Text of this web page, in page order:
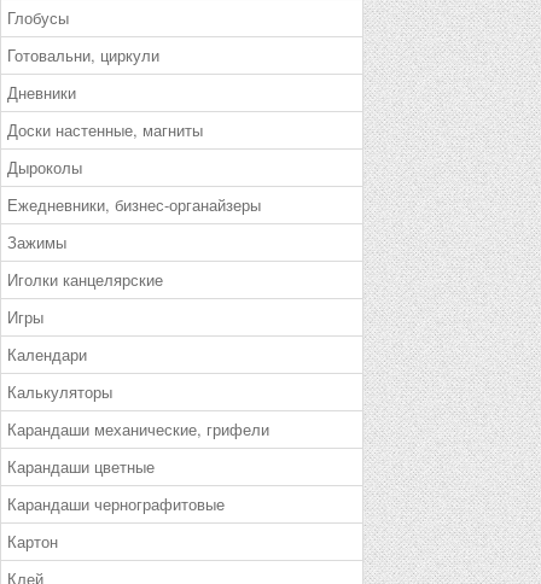
Глобусы
Готовальни, циркули
Дневники
Доски настенные, магниты
Дыроколы
Ежедневники, бизнес-органайзеры
Зажимы
Иголки канцелярские
Игры
Календари
Калькуляторы
Карандаши механические, грифели
Карандаши цветные
Карандаши чернографитовые
Картон
Клей